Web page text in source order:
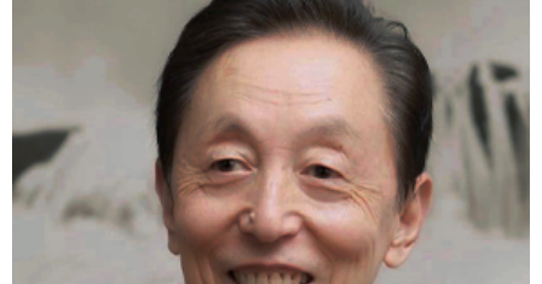
MAKYO芸術協会
MAKYO芸術協会TOP
MAKYO芸術協会について
MAKYO芸術協会の歩み
水墨画教室のご案内
入会のご案内
入会お申し込みフォーム
協会活動
協会ギャラリー